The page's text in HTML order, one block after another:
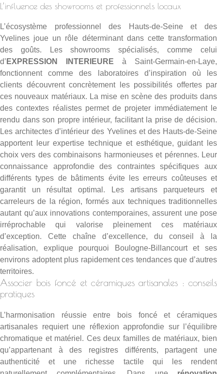
L’influence des showrooms et professionnels locaux
L’écosystème professionnel des Hauts-de-Seine et des
Yvelines joue un rôle déterminant dans cette transformation
des goûts. Les showrooms spécialisés, comme celui
d’ EXPRESSION INTERIEURE à Saint-Germain-en-Laye,
fonctionnent comme des laboratoires d’inspiration où les
clients découvrent concrètement les possibilités offertes par
ces nouveaux matériaux. La mise en scène des produits dans
des contextes réalistes permet de projeter immédiatement le
rendu dans son propre intérieur, facilitant la prise de décision.
Lesarchitectes d’intérieur des Yvelineset des Hauts-de-Seine
apportent leur expertise technique et esthétique, guidant les
choix vers des combinaisons harmonieuses et pérennes. Leur
connaissance approfondie des contraintes spécifiques aux
différents types de bâtiments évite les erreurs coûteuses et
garantit un résultat optimal. Les artisans parqueteurs et
carreleurs de la région, formés aux techniques traditionnelles
autant qu’aux innovations contemporaines, assurent une pose
irréprochable qui valorise pleinement ces matériaux
d’exception. Cette chaîne d’excellence, du conseil à la
réalisation, explique pourquoi Boulogne-Billancourt et ses
environs adoptent plus rapidement ces tendances que d’autres
territoires.
Associer bois foncé et céramiques artisanales : conseils
pratiques
L’harmonisation réussie entre bois foncé et céramiques
artisanales requiert une réflexion approfondie sur l’équilibre
chromatique et matériel. Ces deux familles de matériaux, bien
qu’appartenant à des registres différents, partagent une
authenticité et une richesse tactile qui les rendent